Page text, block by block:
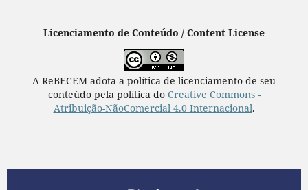
Licenciamento de Conteúdo / Content License
A ReBECEM adota a política de licenciamento de seu
conteúdo pela política do Creative Commons -
Atribuição-NãoComercial 4.0 Internacional.